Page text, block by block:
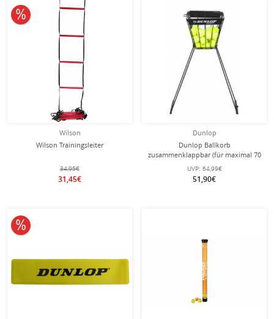
Wilson
Wilson Trainingsleiter
34,95€
31,45€
10% reduziert
Dunlop
Dunlop Ballkorb
zusammenklappbar (für maximal 70
UVP: 64,99€
51,90€
10% reduziert